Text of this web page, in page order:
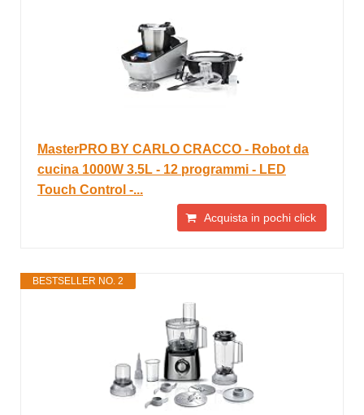
MasterPRO BY CARLO CRACCO - Robot da
cucina 1000W 3.5L - 12 programmi - LED
Touch Control -...
Acquista in pochi click
BESTSELLER NO. 2